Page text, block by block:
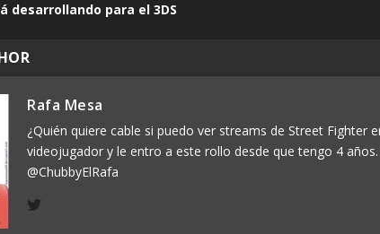
desarrollando para el 3DS
Rafa Mesa
¿Quién quiere cable si puedo ver streams de Street Fighter
videojugador y le entro a este rollo desde que tengo 4
@ChubbyElRafa